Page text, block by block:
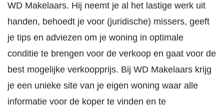
WD Makelaars. Hij neemt je al het lastige werk uit
handen, behoedt je voor (juridische) missers, geeft
je tips en adviezen om je woning in optimale
conditie te brengen voor de verkoop en gaat voor de
best mogelijke verkoopprijs. Bij WD Makelaars krijg
je een unieke site van je eigen woning waar alle
informatie voor de koper te vinden en te